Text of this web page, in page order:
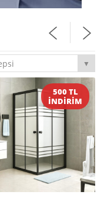
▼
500 TL
İNDİRİM